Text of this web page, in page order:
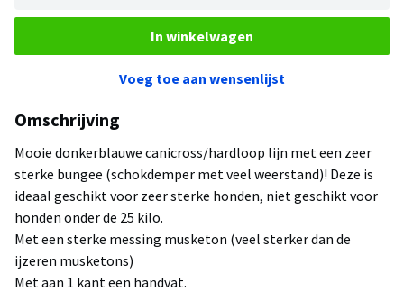
In winkelwagen
Voeg toe aan wensenlijst
Omschrijving
Mooie donkerblauwe canicross/hardloop lijn met een zeer
sterke bungee (schokdemper met veel weerstand)! Deze is
ideaal geschikt voor zeer sterke honden, niet geschikt voor
honden onder de 25 kilo.
Met een sterke messing musketon (veel sterker dan de
ijzeren musketons)
Met aan 1 kant een handvat.